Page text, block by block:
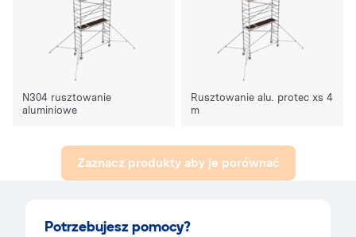
N304 rusztowanie
aluminiowe
Rusztowanie alu. protec xs 4
m
Zaznacz produkty aby je porównać
Potrzebujesz pomocy?